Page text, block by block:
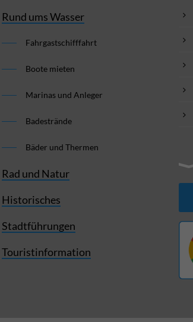
Rund ums Wasser
Fahrgastschifffahrt
Boote mieten
Marinas und Anleger
Badestrände
Bäder und Thermen
Rad und Natur
Historisches
Stadtführungen
Touristinformation